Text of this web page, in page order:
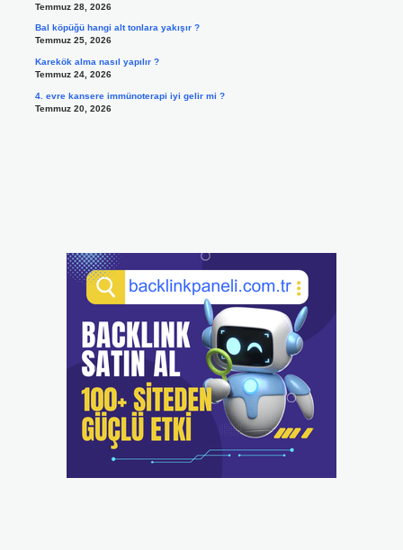
Temmuz 28, 2026
Bal köpüğü hangi alt tonlara yakışır ?
Temmuz 25, 2026
Karekök alma nasıl yapılır ?
Temmuz 24, 2026
4. evre kansere immünoterapi iyi gelir mi ?
Temmuz 20, 2026